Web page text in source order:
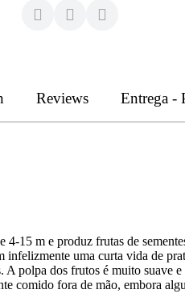
Reviews Entrega -
m e produz frutas de
uma curta vida de
polpa dos frutos é muito suave
comido fora de mão, embora